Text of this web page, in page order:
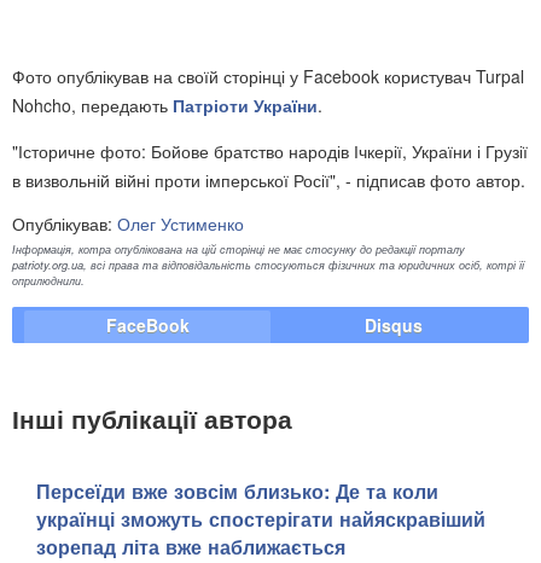
Фото опублікував на своїй сторінці у Facebook користувач Turpal
Nohcho, передають Патріоти України.
"Історичне фото: Бойове братство народів Ічкерії, України і Грузії
в визвольній війні проти імперської Росії", - підписав фото автор.
Опублікував: Олег Устименко
Інформація, котра опублікована на цій сторінці не має стосунку до редакції порталу
patrioty.org.ua, всі права та відповідальність стосуються фізичних та юридичних осіб, котрі її
оприлюднили.
FaceBook Disqus
Інші публікації автора
Персеїди вже зовсім близько: Де та коли
українці зможуть спостерігати найяскравіший
зорепад літа вже наближається